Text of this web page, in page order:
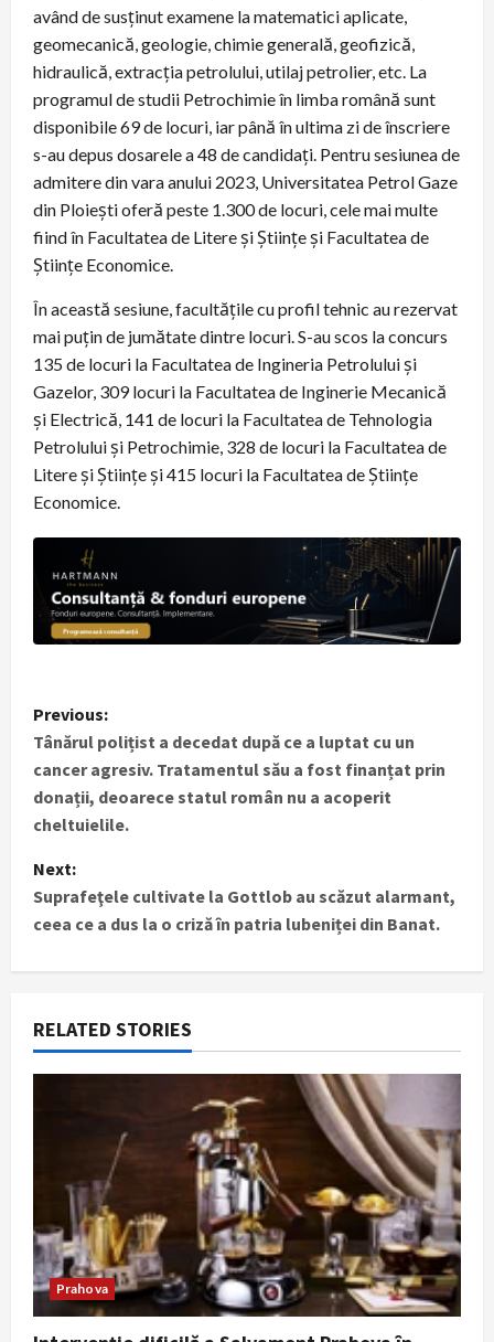
având de susținut examene la matematici aplicate,
geomecanică, geologie, chimie generală, geofizică,
hidraulică, extracția petrolului, utilaj petrolier, etc. La
programul de studii Petrochimie în limba română sunt
disponibile 69 de locuri, iar până în ultima zi de înscriere
s-au depus dosarele a 48 de candidați. Pentru sesiunea de
admitere din vara anului 2023, Universitatea Petrol Gaze
din Ploiești oferă peste 1.300 de locuri, cele mai multe
fiind în Facultatea de Litere și Științe și Facultatea de
Științe Economice.
În această sesiune, facultățile cu profil tehnic au rezervat
mai puțin de jumătate dintre locuri. S-au scos la concurs
135 de locuri la Facultatea de Ingineria Petrolului și
Gazelor, 309 locuri la Facultatea de Inginerie Mecanică
și Electrică, 141 de locuri la Facultatea de Tehnologia
Petrolului și Petrochimie, 328 de locuri la Facultatea de
Litere și Științe și 415 locuri la Facultatea de Științe
Economice.
P
o
s
t
n
a
v
i
g
i
o
n
Previous:
Tânărul polițist a decedat după ce a luptat cu un
cancer agresiv. Tratamentul său a fost finanțat prin
donații, deoarece statul român nu a acoperit
cheltuielile.
Next:
Suprafeţele cultivate la Gottlob au scăzut alarmant,
ceea ce a dus la o criză în patria lubeniței din Banat.
RELATED STORIES
Prahova